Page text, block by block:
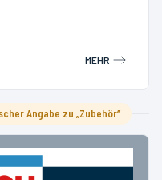
MEHR
Angabe zu „Zubehör“